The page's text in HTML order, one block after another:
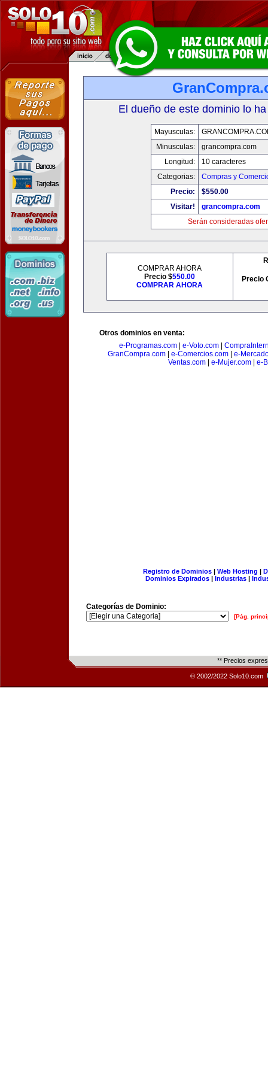
El dueño de este dominio lo
Mayusculas:
Minusculas:
grancompra.com
Longitud:
10 caracteres
Categorias:
Compras y
Precio:
$550.00
Visitar!
grancompra.com
Serán consideradas
COMPRAR AHORA
Precio $550.00
COMPRAR AHORA
Precio
Otros dominios en venta:
e-Programas.com
e-Voto.com
GranCompra.com
e-Comercios.com
e-
Ventas.com
e-Mujer.com e-
Registro de Dominios| Web Hosting |
Dominios Expirados | Industrias |
Categorías de Dominio:
[Pág.
** Precios
© 2002/2022 Solo10.com